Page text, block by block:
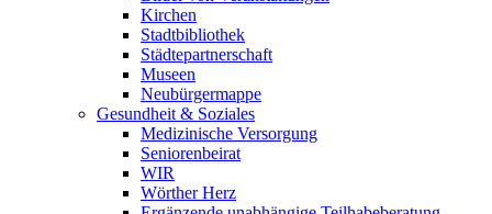
Kirchen
Stadtbibliothek
Städtepartnerschaft
Museen
Neubürgermappe
Gesundheit & Soziales
Medizinische Versorgung
Seniorenbeirat
WIR
Wörther Herz